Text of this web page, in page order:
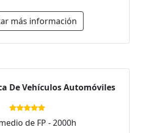
más información
De Vehículos Automóviles
de FP - 2000h